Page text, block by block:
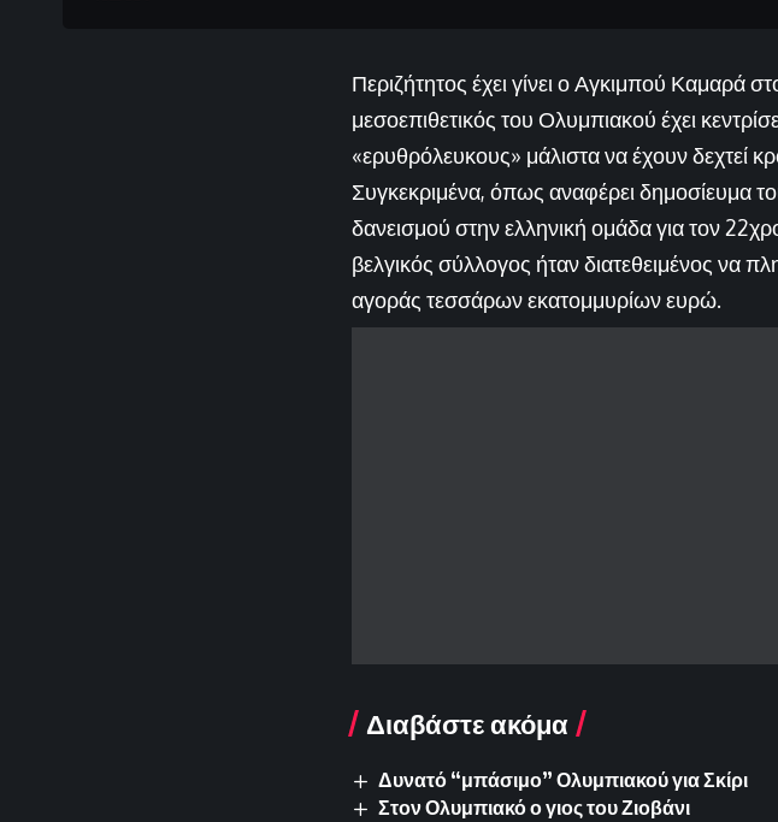
Περιζήτητος έχει γίνει ο Αγκιμπού Καμαρά
μεσοεπιθετικός του Ολυμπιακού έχει
«ερυθρόλευκους» μάλιστα να έχουν δεχτεί
Συγκεκριμένα, όπως αναφέρει δημοσίευμα
δανεισμού στην ελληνική ομάδα για τον
βελγικός σύλλογος ήταν διατεθειμένος να
αγοράς τεσσάρων εκατομμυρίων ευρώ.
Διαβάστε ακόμα
Δυνατό “μπάσιμο” Ολυμπιακού για Σκίρι
Στον Ολυμπιακό ο γιος του Ζιοβάνι